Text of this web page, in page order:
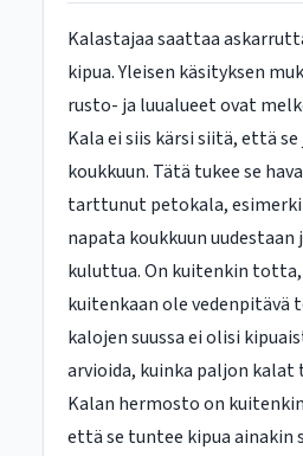
Kalastajaa saattaa
kipua. Yleisen käsityksen
rusto- ja luualueet ovat
Kala ei siis kärsi siitä, että
koukkuun. Tätä tukee se
tarttunut petokala,
napata koukkuun uudestaan
kuluttua. On kuitenkin
kuitenkaan ole vedenpitävä
kalojen suussa ei olisi
arvioida, kuinka paljon kalat
Kalan hermosto on
että se tuntee kipua ainakin